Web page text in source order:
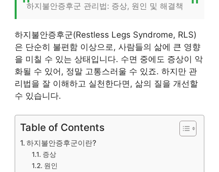
하지불안증후군 관리법: 증상, 원인 및 해결책
하지불안증후군(Restless Legs Syndrome, RLS)
은 단순히 불편함 이상으로, 사람들의 삶에 큰 영향
을 미칠 수 있는 상태입니다. 수면 중에도 증상이 악
화될 수 있어, 정말 고통스러울 수 있죠. 하지만 관
리법을 잘 이해하고 실천한다면, 삶의 질을 개선할
수 있습니다.
Table of Contents
하지불안증후군이란?
증상
원인